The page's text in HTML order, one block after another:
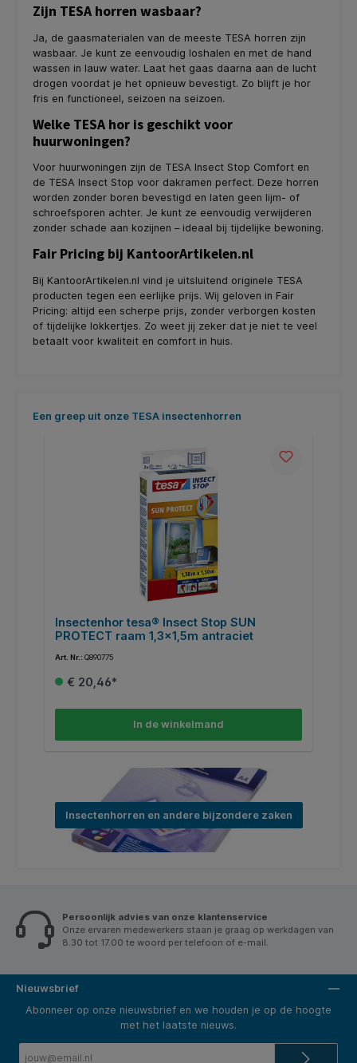
Zijn TESA horren wasbaar?
Ja, de gaasmaterialen van de meeste TESA horren zijn
wasbaar. Je kunt ze eenvoudig loshalen en met de hand
wassen in lauw water. Laat het gaas daarna aan de lucht
drogen voordat je het opnieuw bevestigt. Zo blijft je hor
fris en functioneel, seizoen na seizoen.
Welke TESA hor is geschikt voor
huurwoningen?
Voor huurwoningen zijn de TESA Insect Stop Comfort en
de TESA Insect Stop voor dakramen perfect. Deze horren
worden zonder boren bevestigd en laten geen lijm- of
schroefsporen achter. Je kunt ze eenvoudig verwijderen
zonder schade aan kozijnen – ideaal bij tijdelijke bewoning.
Fair Pricing bij KantoorArtikelen.nl
Bij KantoorArtikelen.nl vind je uitsluitend originele TESA
producten tegen een eerlijke prijs. Wij geloven in Fair
Pricing: altijd een scherpe prijs, zonder verborgen kosten
of tijdelijke lokkertjes. Zo weet jij zeker dat je niet te veel
betaalt voor kwaliteit en comfort in huis.
Productgalerij overslaan
Een greep uit onze TESA insectenhorren
Insectenhor tesa® Insect Stop SUN
PROTECT raam 1,3x1,5m antraciet
Art. Nr.: Q890775
€ 20,46*
In de winkelmand
Insectenhorren en andere bijzondere zaken
Persoonlijk advies van onze klantenservice
Onze ervaren medewerkers staan je graag op werkdagen van
8.30 tot 17.00 te woord per telefoon of e-mail.
Nieuwsbrief
Abonneer op onze nieuwsbrief en we houden je op de hoogte
met het laatste nieuws.